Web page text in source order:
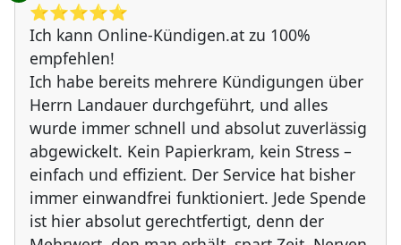
⭐️⭐️⭐️⭐️⭐️
Ich kann Online-Kündigen.at zu 100%
empfehlen!
Ich habe bereits mehrere Kündigungen über
Herrn Landauer durchgeführt, und alles
wurde immer schnell und absolut zuverlässig
abgewickelt. Kein Papierkram, kein Stress –
einfach und effizient. Der Service hat bisher
immer einwandfrei funktioniert. Jede Spende
ist hier absolut gerechtfertigt, denn der